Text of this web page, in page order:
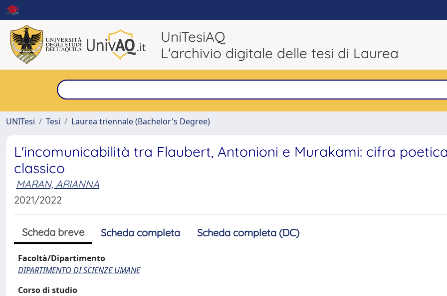
UniTesiAQ
L'archivio digitale delle tesi di Laurea
UNITesi
Tesi Laurea triennale (Bachelor's Degree)
L'incomunicabilità tra Flaubert, Antonioni e Murakami: cifra
classico
MARAN, ARIANNA
2021/2022
Scheda breve Scheda completa Scheda completa (DC)
Facoltà/Dipartimento
DIPARTIMENTO DI SCIENZE UMANE
Corso di studio